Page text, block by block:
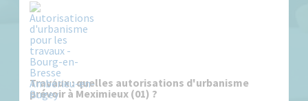
Travaux : quelles autorisations d'urbanisme
prévoir à Meximieux (01) ?